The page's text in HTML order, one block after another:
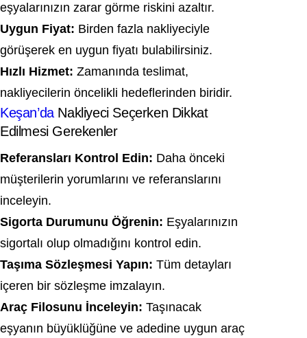
eşyalarınızın zarar görme riskini azaltır.
Uygun Fiyat: Birden fazla nakliyeciyle
görüşerek en uygun fiyatı bulabilirsiniz.
Hızlı Hizmet: Zamanında teslimat,
nakliyecilerin öncelikli hedeflerinden biridir.
Keşan’daNakliyeci Seçerken Dikkat
Edilmesi Gerekenler
Referansları Kontrol Edin: Daha önceki
müşterilerin yorumlarını ve referanslarını
inceleyin.
Sigorta Durumunu Öğrenin: Eşyalarınızın
sigortalı olup olmadığını kontrol edin.
Taşıma Sözleşmesi Yapın: Tüm detayları
içeren bir sözleşme imzalayın.
Araç Filosunu İnceleyin: Taşınacak
eşyanın büyüklüğüne ve adedine uygun araç